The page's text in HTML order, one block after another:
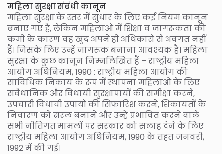
महिला सुरक्षा संबंधी कानून
महिला सुरक्षा के स्तर में सुधार के लिए कई नियम कानून
बनाए गए हैं, लेकिन महिलाओं में शिक्षा व जागरूकता की
कमी के कारण वह खुद अपने ही अधिकारों से अवगत नहीं
हैं। जिसके लिए उन्हें जागरूक बनाना आवश्यक है। महिला
सुरक्षा के कुछ कानून निम्नलिखित हैं – राष्ट्रीय महिला
आयोग अधिनियम, 1990 : राष्ट्रीय महिला आयोग की
सांविधिक निकाय के रूप में स्थापना महिलाओं के लिए
संवैधानिक और विधायी सुरक्षापायों की समीक्षा करने,
उपचारी विधायी उपायों की सिफारिश करने, शिकायतों के
निवारण को सरल बनाने और उन्हें प्रभावित करने वाले
सभी नीतिगत मामलों पर सरकार को सलाह देने के लिए
राष्ट्रीय महिला आयोग अधिनियम, 1990 के तहत जनवरी,
1992 में की गई।